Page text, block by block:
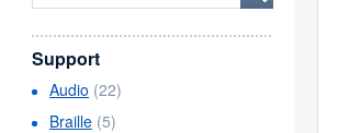
Support
Audio (22)
Braille (5)